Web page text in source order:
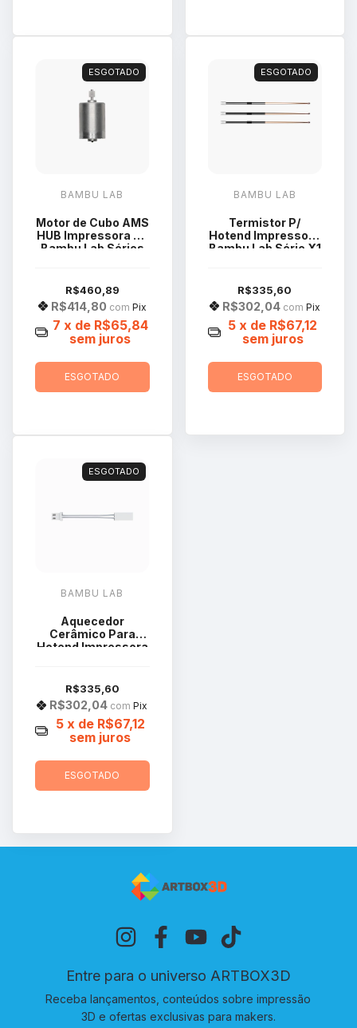
ESGOTADO
BAMBU LAB
Motor de Cubo AMS
HUB Impressora 3d
Bambu Lab Séries
R$460,89
R$414,80 com Pix
7 x de R$65,84
sem juros
ESGOTADO
ESGOTADO
BAMBU LAB
Termistor P/
Hotend Impressora
Bambu Lab Série X1
R$335,60
R$302,04 com Pix
5 x de R$67,12
sem juros
ESGOTADO
ESGOTADO
BAMBU LAB
Aquecedor
Cerâmico Para
Hotend Impressora
R$335,60
R$302,04 com Pix
5 x de R$67,12
sem juros
ESGOTADO
Entre para o universo ARTBOX3D
Receba lançamentos, conteúdos sobre impressão
3D e ofertas exclusivas para makers.